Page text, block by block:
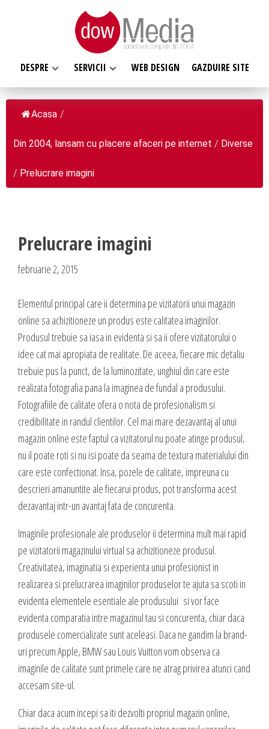
DESPRE SERVICII WEB DESIGN GAZDUIRE SITE
DESPRE NOI
Despre noi
Clientii nostri
Blog
Contact
DESPRE NOI
Daca te gandesti la o afacere online, ai o idee geniala,
noi te ajutam sa o pui in practica, sa o dezvolti,
oferindu-ti servicii web complete.
Experienta acumulata de-a lungul anilor in care ne-am dezvoltat cot la
cot cu internetul am dezvoltat sute de site-uri cu cele mai variate
profiluri, ne-a oferit un simt fin in ceea ce priveste lansarea si
dezvoltarea unei afaceri online, asa ca, odata ce ne prezinti ideea si
viziunea ta, putem sa dezvoltam, sa sugeram imbunatatiri, sa
propunem detalii care probabil ti-au scapat, sa cream un plus de
valoare produselor sau serviciilor cu care vii in fata clientilor tai.
CONTACT
Dow Media - Timisoara
Strada. Johann Heinrich Pestalozzi, Nr. 3-5
Romania, Timisoara
SERVICII WEB
Web design
Web Hosting, Gazduire site
Inregistrari, Rezervari domenii
Software la comanda
Administrare server
Implementare plata card
Servicii backup
SMS gateway
GAZDUIRE & DOMENII
Inregistrari, Rezervari domenii
Gazduire Web (web site + email)
Gazduire eMail (doar email)
Servere VPS
Administrare server
INTERNET MARKETING
Servicii SEO
Publicitate Online
Administrare campanii Google AdWords
Redactare articole
Clipuri video promovare
E-mail marketing
Servicii Copywriting
Acasa /
Din 2004, lansam cu placere afaceri pe internet / Diverse
/ Prelucrare imagini
Prelucrare imagini
februarie 2, 2015
Elementul principal care ii determina pe vizitatorii unui magazin
online sa achizitioneze un produs este calitatea imaginilor.
Produsul trebuie sa iasa in evidenta si sa ii ofere vizitatorului o
idee cat mai apropiata de realitate. De aceea, fiecare mic detaliu
trebuie pus la punct, de la luminozitate, unghiul din care este
realizata fotografia pana la imaginea de fundal a produsului.
Fotografiile de calitate ofera o nota de profesionalism si
credibilitate in randul clientilor. Cel mai mare dezavantaj al unui
magazin online este faptul ca vizitatorul nu poate atinge produsul,
nu il poate roti si nu isi poate da seama de textura materialului din
care este confectionat. Insa, pozele de calitate, impreuna cu
descrieri amanuntite ale fiecarui produs, pot transforma acest
dezavantaj intr-un avantaj fata de concurenta.
Imaginile profesionale ale produselor ii determina mult mai rapid
pe vizitatorii magazinului virtual sa achizitioneze produsul.
Creativitatea, imaginatia si experienta unui profesionist in
realizarea si prelucrarea imaginilor produselor te ajuta sa scoti in
evidenta elementele esentiale ale produsului si vor face
evidenta comparatia intre magazinul tau si concurenta, chiar daca
produsele comercializate sunt aceleasi. Daca ne gandim la brand-
uri precum Apple, BMW sau Louis Vuitton vom observa ca
imaginile de calitate sunt primele care ne atrag privirea atunci cand
accesam site-ul.
Chiar daca acum incepi sa iti dezvolti propriul magazin online,